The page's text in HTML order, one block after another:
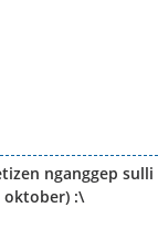
nganggep
oktober) :\